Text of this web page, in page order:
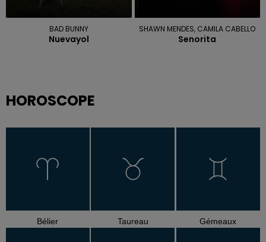
BAD BUNNY
Nuevayol
SHAWN MENDES, CAMILA CABELLO
Senorita
HOROSCOPE
Bélier Taureau Gémeaux